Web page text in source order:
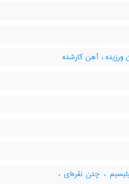
، آهن کارشده
، چدن نقره‌ای ،